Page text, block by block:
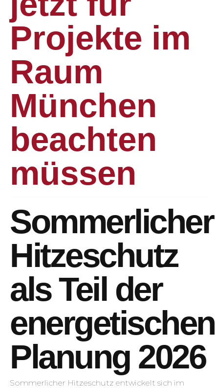
Projekte im
Raum
München
beachten
müssen
Sommerlicher
Hitzeschutz
als Teil der
energetischen
Planung 2026
Sommerlicher Hitzeschutz entwickelt sich im